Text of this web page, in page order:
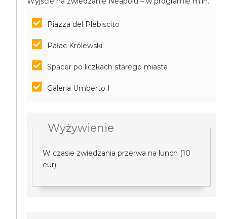
Piazza del Plebiscito
Pałac Królewski
Spacer po liczkach starego miasta
Galeria Umberto I
Wyżywienie
W czasie zwiedzania przerwa na lunch (10
eur).